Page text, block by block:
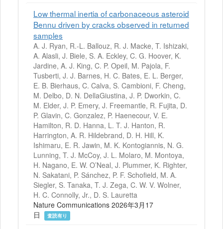
Low thermal inertia of carbonaceous asteroid
Bennu driven by cracks observed in returned
samples
A. J. Ryan, R.-L. Ballouz, R. J. Macke, T. Ishizaki,
A. Alasli, J. Biele, S. A. Eckley, C. G. Hoover, K.
Jardine, A. J. King, C. P. Opeil, M. Pajola, F.
Tusberti, J. J. Barnes, H. C. Bates, E. L. Berger,
E. B. Bierhaus, C. Calva, S. Cambioni, F. Cheng,
M. Delbo, D. N. DellaGiustina, J. P. Dworkin, C.
M. Elder, J. P. Emery, J. Freemantle, R. Fujita, D.
P. Glavin, C. Gonzalez, P. Haenecour, V. E.
Hamilton, R. D. Hanna, L. T. J. Hanton, R.
Harrington, A. R. Hildebrand, D. H. Hill, K.
Ishimaru, E. R. Jawin, M. K. Kontogiannis, N. G.
Lunning, T. J. McCoy, J. L. Molaro, M. Montoya,
H. Nagano, E. W. O’Neal, J. Plummer, K. Righter,
N. Sakatani, P. Sánchez, P. F. Schofield, M. A.
Siegler, S. Tanaka, T. J. Zega, C. W. V. Wolner,
H. C. Connolly, Jr., D. S. Lauretta
Nature Communications 2026年3月17
日
査読有り